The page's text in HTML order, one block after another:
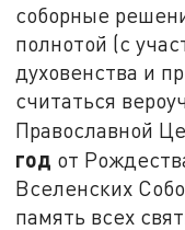
соборные
полнотой (с
духовенства и
считаться
Православной
год от
Вселенских
память всех